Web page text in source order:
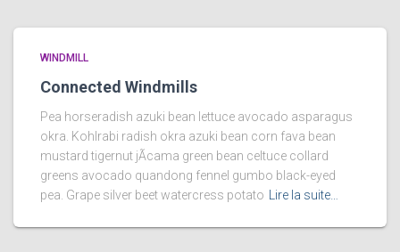
WINDMILL
Connected Windmills
Pea horseradish azuki bean lettuce avocado asparagus
okra. Kohlrabi radish okra azuki bean corn fava bean
mustard tigernut jÃ­cama green bean celtuce collard
greens avocado quandong fennel gumbo black-eyed
pea. Grape silver beet watercress potato
Lire la suite…